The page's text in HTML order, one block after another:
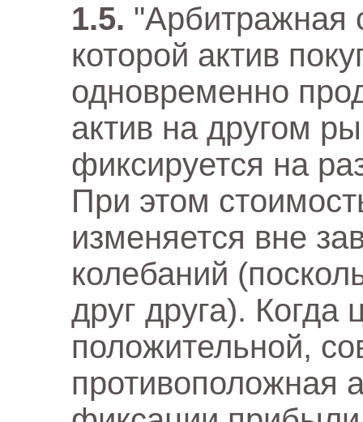
"Арбитражная
которой актив
одновременно
актив на другом
фиксируется на
При этом
изменяется вне
колебаний
друг друга). Когда
положительной,
противоположная